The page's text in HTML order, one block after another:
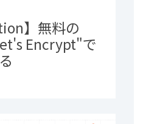
】無料の
Encrypt"で